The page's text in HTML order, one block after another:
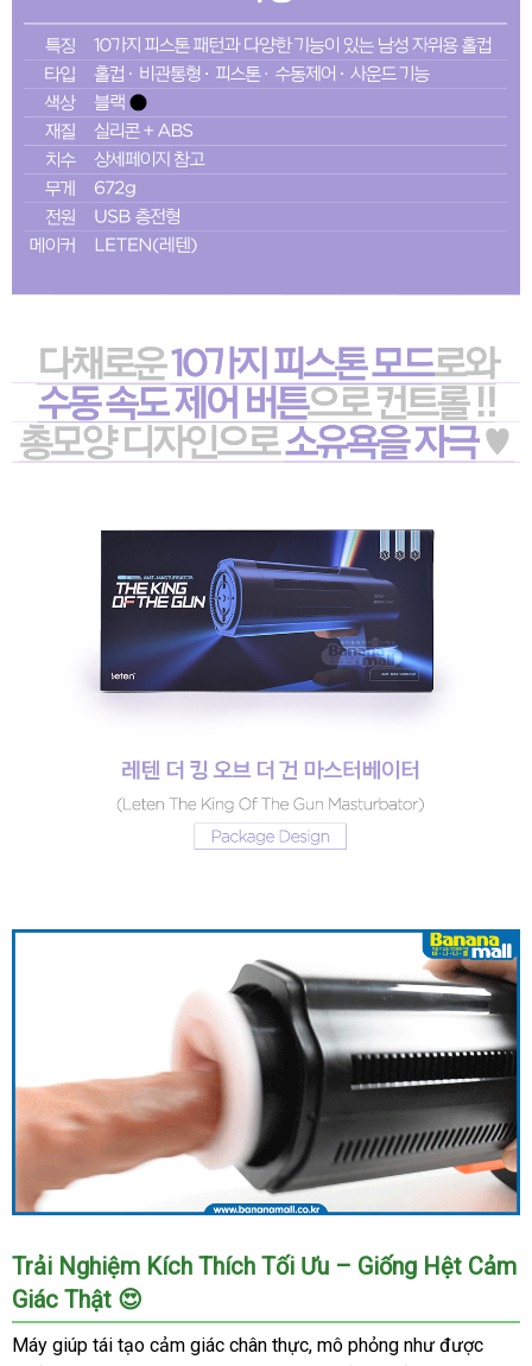
Âm
Mạnh
Kích
Thích
Khoái
Leten
Âm
Đạo
Giả
Tự
Động
Trải Nghiệm Kích Thích Tối Ưu – Giống Hệt Cảm
Giác Thật 😍
Máy giúp tái tạo cảm giác chân thực, mô phỏng như được